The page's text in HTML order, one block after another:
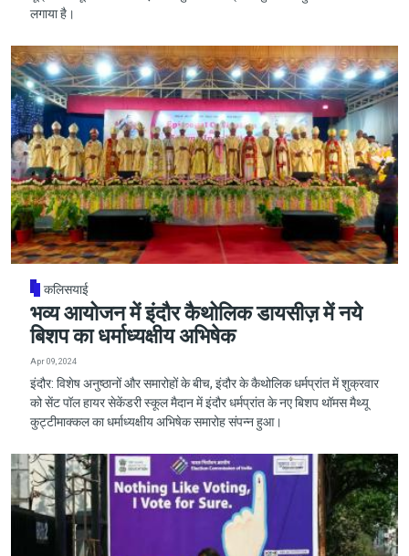
लगाया है।
कलिसयाई
भव्य आयोजन में इंदौर कैथोलिक डायसीज़ में नये
बिशप का धर्माध्यक्षीय अभिषेक
Apr 09, 2024
​​​​​​​इंदौर: विशेष अनुष्ठानों और समारोहों के बीच, इंदौर के कैथोलिक धर्मप्रांत में शुक्रवार
को सेंट पॉल हायर सेकेंडरी स्कूल मैदान में इंदौर धर्मप्रांत के नए बिशप थॉमस मैथ्यू
कुट्टीमाक्कल का धर्माध्यक्षीय अभिषेक समारोह संपन्न हुआ।